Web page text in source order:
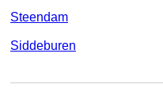
Steendam
Siddeburen